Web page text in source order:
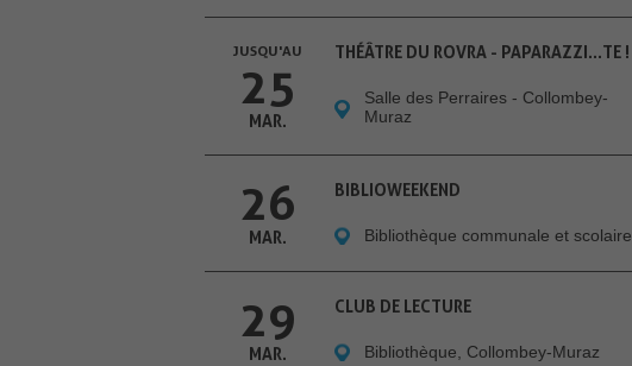
JUSQU'AU
25
MAR.
THÉÂTRE DU ROVRA - PAPARAZZI...TE !
Salle des Perraires - Collombey-
Muraz
26
MAR.
BIBLIOWEEKEND
Bibliothèque communale et scolaire
29
MAR.
CLUB DE LECTURE
Bibliothèque, Collombey-Muraz